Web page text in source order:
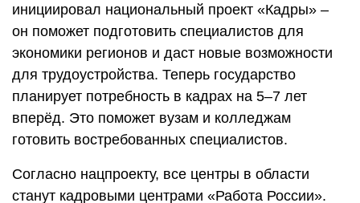
инициировал национальный проект «Кадры» –
он поможет подготовить специалистов для
экономики регионов и даст новые возможности
для трудоустройства. Теперь государство
планирует потребность в кадрах на 5–7 лет
вперёд. Это поможет вузам и колледжам
готовить востребованных специалистов.
Согласно нацпроекту, все центры в области
станут кадровыми центрами «Работа России».